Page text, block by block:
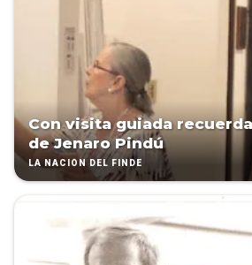
Con visita guiada
de Jenaro Pindú
LA NACIÓN DEL FINDE